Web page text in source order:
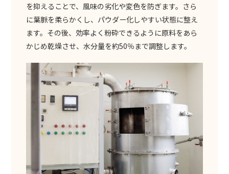
を抑えることで、風味の劣化や変色を防ぎます。さら
に葉脈を柔らかくし、パウダー化しやすい状態に整え
ます。その後、効率よく粉砕できるように原料をあら
かじめ乾燥させ、水分量を約50％まで調整します。